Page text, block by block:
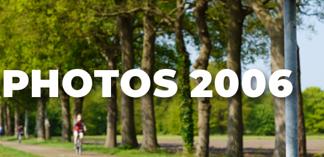
PHOTOS 2006